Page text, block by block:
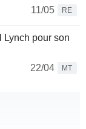
11/05
RE
Lynch pour son
22/04
MT